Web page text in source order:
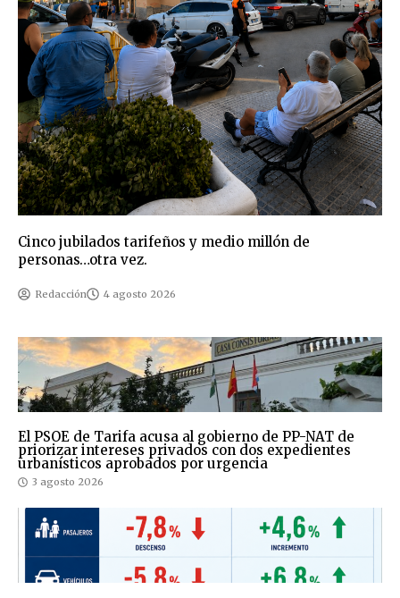
Cinco jubilados tarifeños y medio millón de
personas…otra vez.
Redacción 4 agosto 2026
El PSOE de Tarifa acusa al gobierno de PP-NAT de
priorizar intereses privados con dos expedientes
urbanísticos aprobados por urgencia
3 agosto 2026